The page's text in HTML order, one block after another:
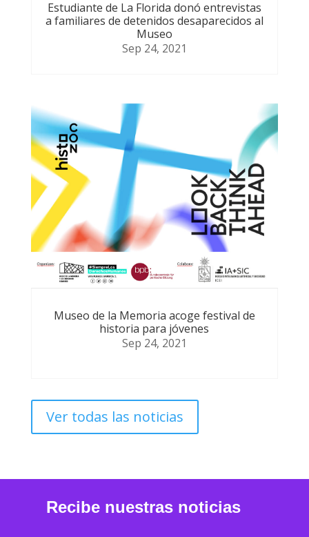
Estudiante de La Florida donó entrevistas
a familiares de detenidos desaparecidos al
Museo
Sep 24, 2021
Museo de la Memoria acoge festival de
historia para jóvenes
Sep 24, 2021
Ver todas las noticias
Recibe nuestras noticias